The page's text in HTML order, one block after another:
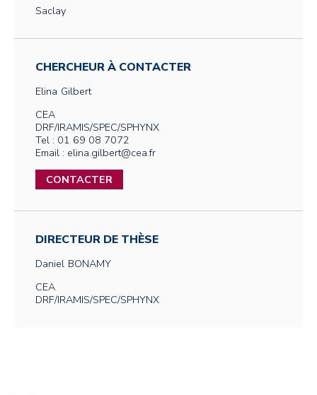
Saclay
CHERCHEUR À CONTACTER
Elina Gilbert
CEA
DRF/IRAMIS/SPEC/SPHYNX
Tel : 01 69 08 7072
Email : elina.gilbert@cea.fr
CONTACTER
DIRECTEUR DE THÈSE
Daniel BONAMY
CEA
DRF/IRAMIS/SPEC/SPHYNX